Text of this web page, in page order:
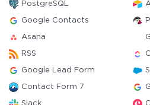
PostgreSQL
Google Contacts
Asana
RSS
Google Lead Form
Contact Form 7
Slack